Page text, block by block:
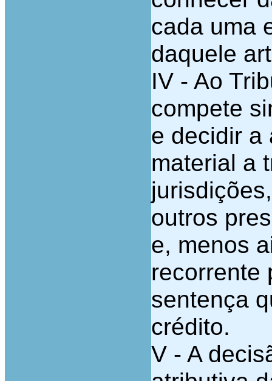
cada uma
daquele
IV - Ao
compete
e decidir a
material a
outros
e, menos
recorrente
sentença
crédito.
V - A